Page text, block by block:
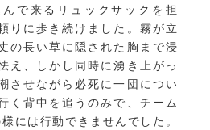
で来るリュックサックを担
りに歩き続けました。霧が立
の長い草に隠された胸まで浸
え、しかし同時に湧き上がっ
させながら必死に一団につい
く背中を追うのみで、チーム
には行動できませんでした。